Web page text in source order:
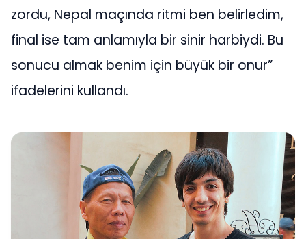
zordu, Nepal maçında ritmi ben belirledim,
final ise tam anlamıyla bir sinir harbiydi. Bu
sonucu almak benim için büyük bir onur”
ifadelerini kullandı.